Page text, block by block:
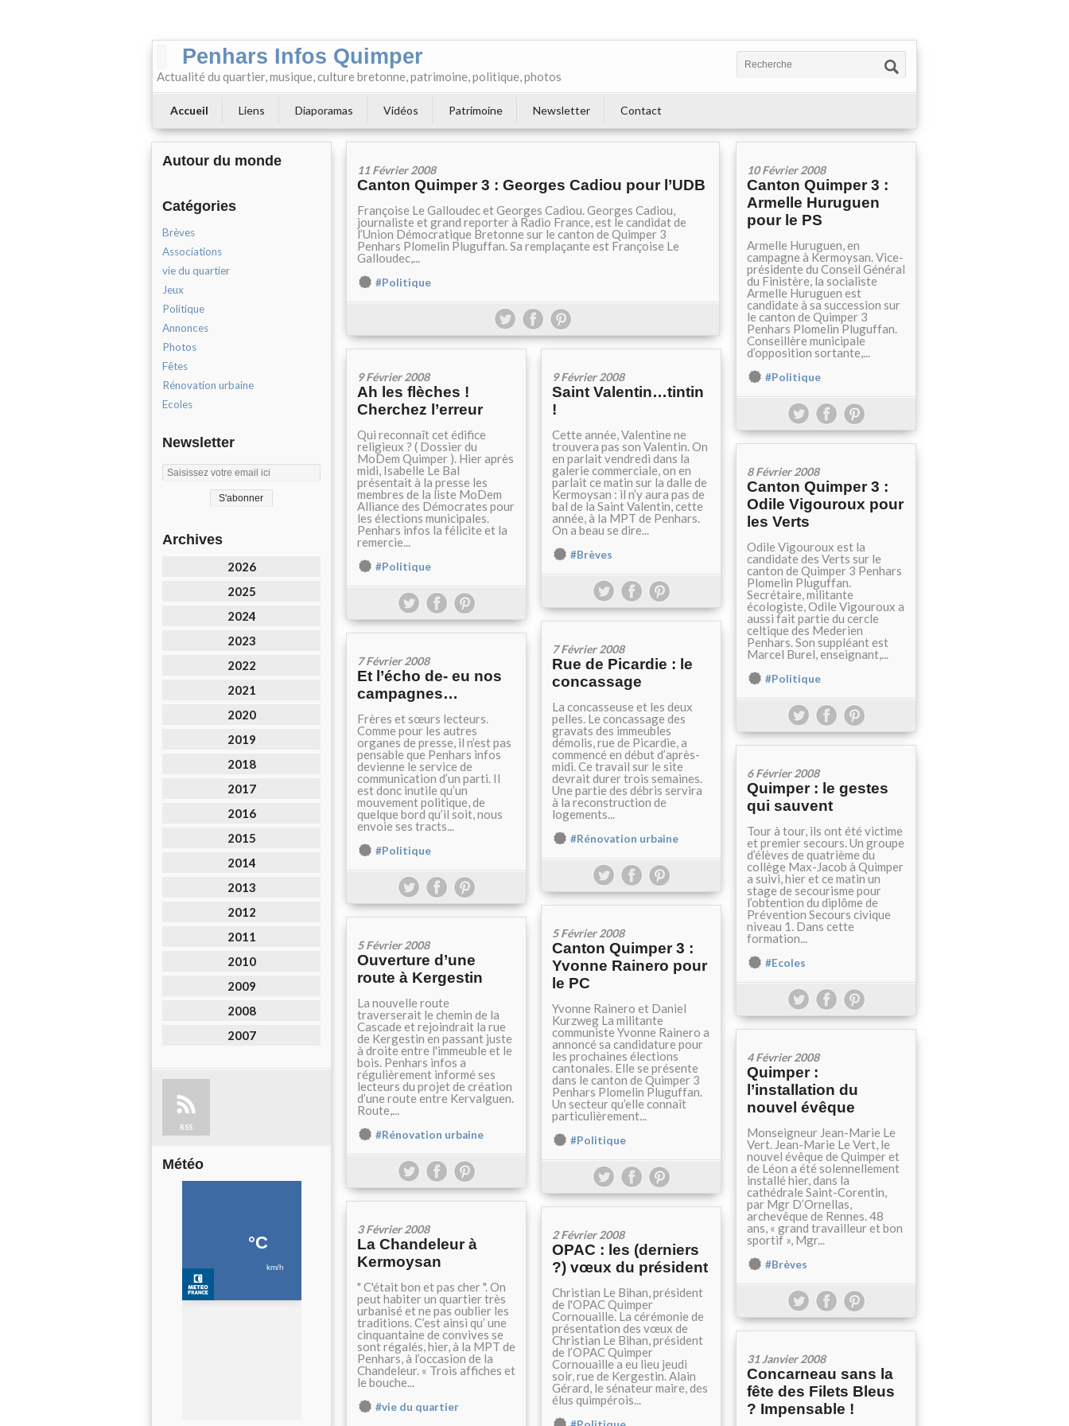
Penhars Infos Quimper
Actualité du quartier, musique, culture bretonne, patrimoine, politique, photos
Accueil Liens Diaporamas Vidéos Patrimoine Newsletter Contact
Autour du monde
Catégories
Brèves
Associations
vie du quartier
Jeux
Politique
Annonces
Photos
Fêtes
Rénovation urbaine
Ecoles
Newsletter
Archives
2026
2025
2024
2023
2022
2021
2020
2019
2018
2017
2016
2015
2014
2013
2012
2011
2010
2009
2008
2007
RSS
Météo
11 Février 2008
Canton Quimper 3 : Georges Cadiou pour l’UDB
Françoise Le Galloudec et Georges Cadiou. Georges Cadiou,
journaliste et grand reporter à Radio France, est le candidat de
l’Union Démocratique Bretonne sur le canton de Quimper 3
Penhars Plomelin Pluguffan. Sa remplaçante est Françoise Le
Galloudec,...
#Politique
10 Février 2008
Canton Quimper 3 :
Armelle Huruguen
pour le PS
Armelle Huruguen, en
campagne à Kermoysan. Vice-
présidente du Conseil Général
du Finistère, la socialiste
Armelle Huruguen est
candidate à sa succession sur
le canton de Quimper 3
Penhars Plomelin Pluguffan.
Conseillère municipale
d’opposition sortante,...
#Politique
9 Février 2008
Ah les flèches !
Cherchez l’erreur
Qui reconnaît cet édifice
religieux ? ( Dossier du
MoDem Quimper ). Hier après
midi, Isabelle Le Bal
présentait à la presse les
membres de la liste MoDem
Alliance des Démocrates pour
les élections municipales.
Penhars infos la félicite et la
remercie...
#Politique
9 Février 2008
Saint Valentin…tintin
!
Cette année, Valentine ne
trouvera pas son Valentin. On
en parlait vendredi dans la
galerie commerciale, on en
parlait ce matin sur la dalle de
Kermoysan : il n’y aura pas de
bal de la Saint Valentin, cette
année, à la MPT de Penhars.
On a beau se dire...
#Brèves
8 Février 2008
Canton Quimper 3 :
Odile Vigouroux pour
les Verts
Odile Vigouroux est la
candidate des Verts sur le
canton de Quimper 3 Penhars
Plomelin Pluguffan.
Secrétaire, militante
écologiste, Odile Vigouroux a
aussi fait partie du cercle
celtique des Mederien
Penhars. Son suppléant est
Marcel Burel, enseignant,...
#Politique
7 Février 2008
Rue de Picardie : le
concassage
La concasseuse et les deux
pelles. Le concassage des
gravats des immeubles
démolis, rue de Picardie, a
commencé en début d’après-
midi. Ce travail sur le site
devrait durer trois semaines.
Une partie des débris servira
à la reconstruction de
logements...
#Rénovation urbaine
7 Février 2008
Et l’écho de- eu nos
campagnes…
Frères et sœurs lecteurs.
Comme pour les autres
organes de presse, il n’est pas
pensable que Penhars infos
devienne le service de
communication d’un parti. Il
est donc inutile qu’un
mouvement politique, de
quelque bord qu’il soit, nous
envoie ses tracts...
#Politique
6 Février 2008
Quimper : le gestes
qui sauvent
Tour à tour, ils ont été victime
et premier secours. Un groupe
d’élèves de quatrième du
collège Max-Jacob à Quimper
a suivi, hier et ce matin un
stage de secourisme pour
l’obtention du diplôme de
Prévention Secours civique
niveau 1. Dans cette
formation...
#Ecoles
5 Février 2008
Canton Quimper 3 :
Yvonne Rainero pour
le PC
Yvonne Rainero et Daniel
Kurzweg La militante
communiste Yvonne Rainero a
annoncé sa candidature pour
les prochaines élections
cantonales. Elle se présente
dans le canton de Quimper 3
Penhars Plomelin Pluguffan.
Un secteur qu’elle connaît
particulièrement...
#Politique
5 Février 2008
Ouverture d’une
route à Kergestin
La nouvelle route
traverserait le chemin de la
Cascade et rejoindrait la rue
de Kergestin en passant juste
à droite entre l'immeuble et le
bois. Penhars infos a
régulièrement informé ses
lecteurs du projet de création
d’une route entre Kervalguen.
Route,...
#Rénovation urbaine
4 Février 2008
Quimper :
l’installation du
nouvel évêque
Monseigneur Jean-Marie Le
Vert. Jean-Marie Le Vert, le
nouvel évêque de Quimper et
de Léon a été solennellement
installé hier, dans la
cathédrale Saint-Corentin,
par Mgr D’Ornellas,
archevêque de Rennes. 48
ans, « grand travailleur et bon
sportif », Mgr...
#Brèves
3 Février 2008
La Chandeleur à
Kermoysan
" C'était bon et pas cher ". On
peut habiter un quartier très
urbanisé et ne pas oublier les
traditions. C’est ainsi qu’ une
cinquantaine de convives se
sont régalés, hier, à la MPT de
Penhars, à l’occasion de la
Chandeleur. « Trois affiches et
le bouche...
#vie du quartier
2 Février 2008
OPAC : les (derniers
?) vœux du président
Christian Le Bihan, président
de l'OPAC Quimper
Cornouaille. La cérémonie de
présentation des vœux de
Christian Le Bihan, président
de l’OPAC Quimper
Cornouaille a eu lieu jeudi
soir, rue de Kergestin. Alain
Gérard, le sénateur maire, des
élus quimpérois...
31 Janvier 2008
Concarneau sans la
fête des Filets Bleus
? Impensable !